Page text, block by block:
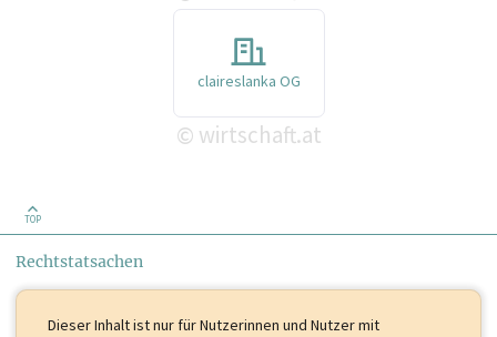
claireslanka OG
© wirtschaft.at
TOP
Rechtstatsachen
Dieser Inhalt istnur für Nutzerinnen und Nutzer mit